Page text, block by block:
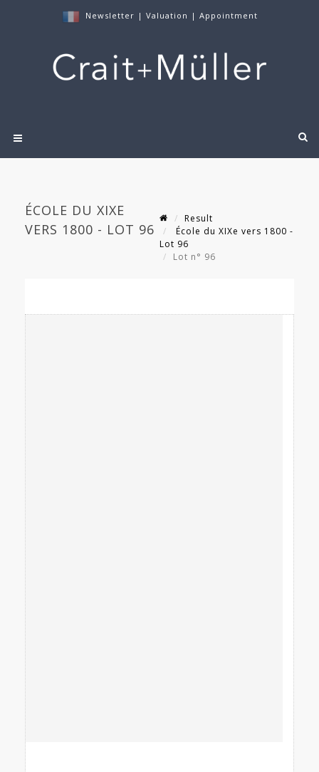
Newsletter | Valuation | Appointment
ÉCOLE DU XIXE
VERS 1800 - LOT 96
Result
École du XIXe vers 1800 -
Lot 96
Lot n° 96